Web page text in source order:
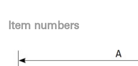
Item numbers